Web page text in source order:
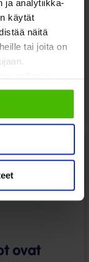
ja analytiikka-
käytät
näitä
tai joita on
ei
ovat